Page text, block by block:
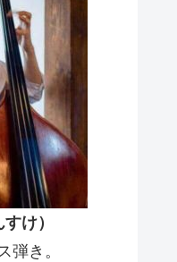
け）
弾き。